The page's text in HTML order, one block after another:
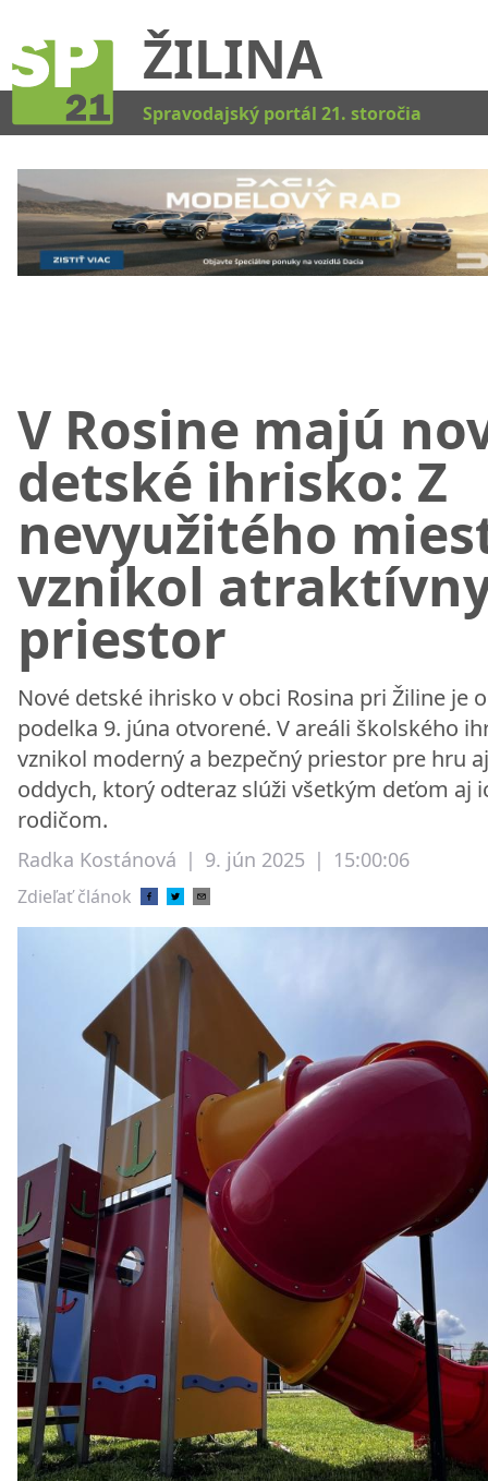
ŽILINA
Spravodajský portál 21. storočia
V Rosine majú
detské ihrisko: Z
nevyužitého
vznikol
priestor
Nové detské ihrisko v obci Rosina pri Žiline je
podelka 9. júna otvorené. V areáli školského
vznikol moderný a bezpečný priestor pre hru aj
oddych, ktorý odteraz slúži všetkým deťom aj
rodičom.
Radka Kostánová | 9. jún 2025 | 15:00:06
Zdieľať článok